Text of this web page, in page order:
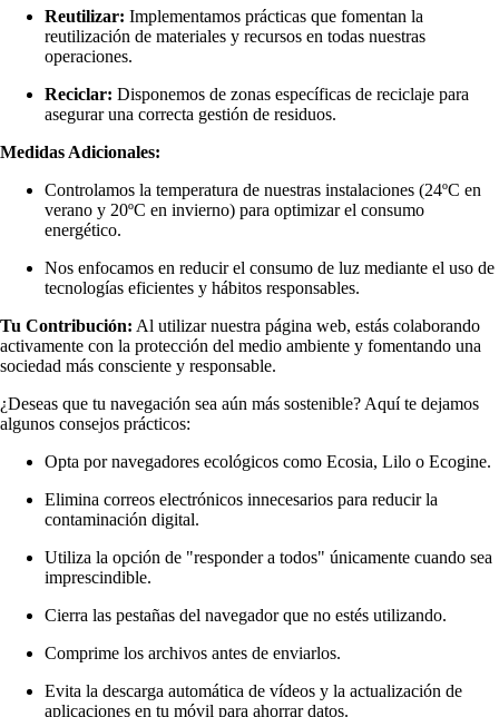
Reutilizar: Implementamos prácticas que fomentan la
reutilización de materiales y recursos en todas nuestras
operaciones.
Reciclar: Disponemos de zonas específicas de reciclaje para
asegurar una correcta gestión de residuos.
Medidas Adicionales:
Controlamos la temperatura de nuestras instalaciones (24ºC en
verano y 20ºC en invierno) para optimizar el consumo
energético.
Nos enfocamos en reducir el consumo de luz mediante el uso de
tecnologías eficientes y hábitos responsables.
Tu Contribución: Al utilizar nuestra página web, estás colaborando
activamente con la protección del medio ambiente y fomentando una
sociedad más consciente y responsable.
¿Deseas que tu navegación sea aún más sostenible? Aquí te dejamos
algunos consejos prácticos:
Opta por navegadores ecológicos como Ecosia, Lilo o Ecogine.
Elimina correos electrónicos innecesarios para reducir la
contaminación digital.
Utiliza la opción de "responder a todos" únicamente cuando sea
imprescindible.
Cierra las pestañas del navegador que no estés utilizando.
Comprime los archivos antes de enviarlos.
Evita la descarga automática de vídeos y la actualización de
aplicaciones en tu móvil para ahorrar datos.